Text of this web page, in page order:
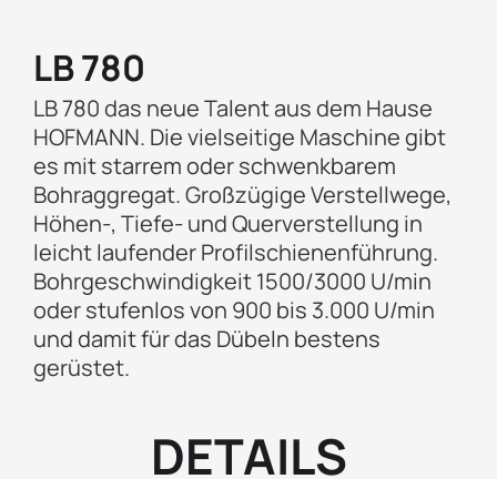
LB 780
LB 780 das neue Talent aus dem Hause
HOFMANN. Die vielseitige Maschine gibt
es mit starrem oder schwenkbarem
Bohraggregat. Großzügige Verstellwege,
Höhen-, Tiefe- und Querverstellung in
leicht laufender Profilschienenführung.
Bohrgeschwindigkeit 1500/3000 U/min
oder stufenlos von 900 bis 3.000 U/min
und damit für das Dübeln bestens
gerüstet.
DETAILS